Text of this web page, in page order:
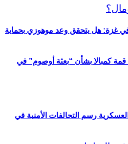
قمة كمبالا بشأن “بعثة أوصوم” في
في غزة: هل يتحقق وعد موهوزي بحماية
رسم التحالفات الأمنية في